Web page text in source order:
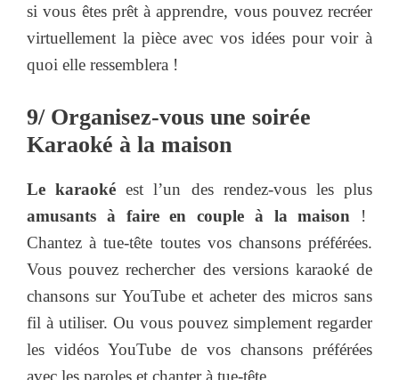
si vous êtes prêt à apprendre, vous pouvez recréer
virtuellement la pièce avec vos idées pour voir à
quoi elle ressemblera !
9/ Organisez-vous une soirée
Karaoké à la maison
Le karaoké est l’un des rendez-vous les plus
amusants à faire en couple à la maison !
Chantez à tue-tête toutes vos chansons préférées.
Vous pouvez rechercher des versions karaoké de
chansons sur YouTube et acheter des micros sans
fil à utiliser. Ou vous pouvez simplement regarder
les vidéos YouTube de vos chansons préférées